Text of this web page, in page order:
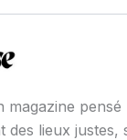
magazine
des lieux justes,